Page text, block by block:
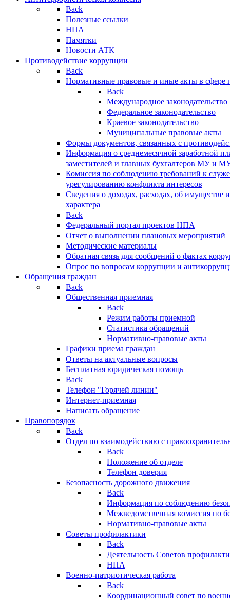
Back
Полезные ссылки
НПА
Памятки
Новости АТК
Противодействие коррупции
Back
Нормативные правовые и иные акты в сфере
Back
Международное законодательство
Федеральное законодательство
Краевое законодательство
Муниципальные правовые акты
Формы документов, связанных с
Информация о среднемесячной заработной
заместителей и главных бухгалтеров МУ и
Комиссия по соблюдению требований к
урегулированию конфликта интересов
Сведения о доходах, расходах, об имуществе
характера
Back
Федеральный портал проектов НПА
Отчет о выполнении плановых мероприятий
Методические материалы
Обратная связь для сообщений о фактах
Опрос по вопросам коррупции и
Обращения граждан
Back
Общественная приемная
Back
Режим работы приемной
Статистика обращений
Нормативно-правовые акты
Графики приема граждан
Ответы на актуальные вопросы
Бесплатная юридическая помощь
Back
Телефон "Горячей линии"
Интернет-приемная
Написать обращение
Правопорядок
Back
Отдел по взаимодействию с
Back
Положение об отделе
Телефон доверия
Безопасность дорожного движения
Back
Информация по соблюдению
Межведомственная комиссия по
Нормативно-правовые акты
Советы профилактики
Back
Деятельность Советов
НПА
Военно-патриотическая работа
Back
Координационный совет по